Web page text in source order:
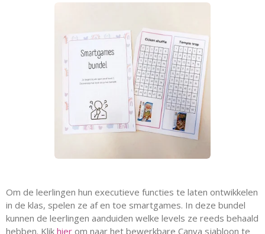
Om de leerlingen hun executieve functies te laten ontwikkelen
in de klas, spelen ze af en toe smartgames. In deze bundel
kunnen de leerlingen aanduiden welke levels ze reeds behaald
hebben. Klik hier om naar het bewerkbare Canva sjabloon te